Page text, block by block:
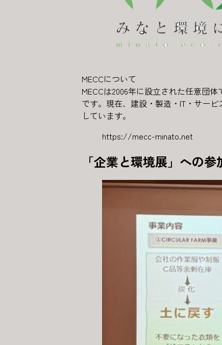
MECCについて
MECCは2006年に設立された任意団
です。現在、建設・製造・IT・サー
しています。
https://mecc-minato.net
「企業と環境展」への参